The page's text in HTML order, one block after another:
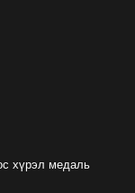
хүрэл медаль